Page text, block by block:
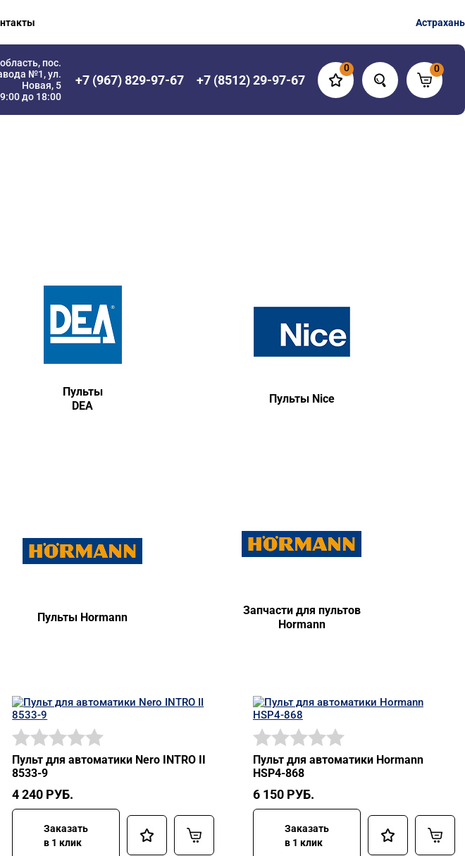
Астрахань
пос.
№1, ул.
Новая, 5
до 18:00
+7 (967) 829-97-67 +7 (8512) 29-97-67
0 0
Пульты
DEA
Пульты Nice
Пульты Hormann
Запчасти для пультов
Hormann
Пульт для автоматики Nero INTRO II
8533-9
4 240 РУБ.
Заказать
в 1 клик
Пульт для автоматики Hormann
HSP4-868
6 150 РУБ.
Заказать
в 1 клик